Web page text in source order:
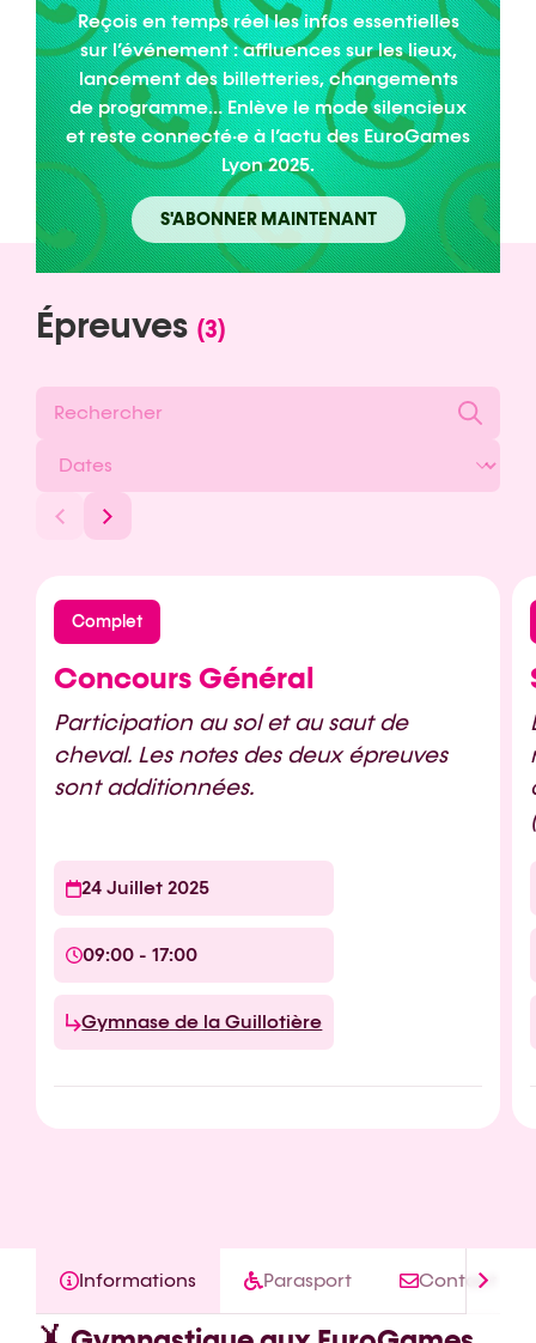
Reçois en temps réel les infos essentielles
sur l’événement : affluences sur les lieux,
lancement des billetteries, changements
de programme… Enlève le mode silencieux
et reste connecté·e à l’actu des EuroGames
Lyon 2025.
S'ABONNER MAINTENANT
Épreuves (3)
Complet
Concours Général
Participation au sol et au saut de
cheval. Les notes des deux épreuves
sont additionnées.
24 Juillet 2025
09:00 - 17:00
Gymnase de la Guillotière
Informations Parasport Contact